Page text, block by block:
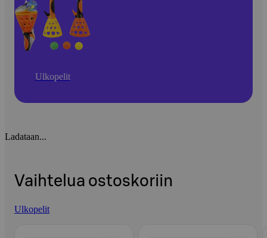
Ulkopelit
Ladataan...
Vaihtelua ostoskoriin
Ulkopelit